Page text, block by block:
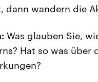
dann wandern die
Was glauben Sie,
Hat so was über